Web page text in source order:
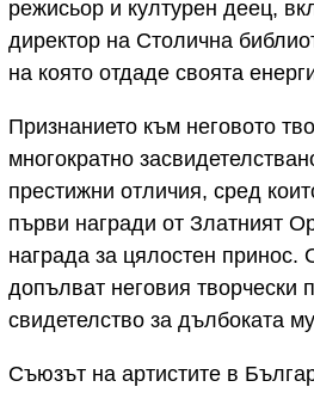
режисьор и културен деец,
директор на Столична
на която отдаде своята
Признанието към неговото
многократно
престижни отличия, сред
първи награди от Златният
награда за цялостен принос.
допълват неговия творчески
свидетелство за дълбоката
Съюзът на артистите в